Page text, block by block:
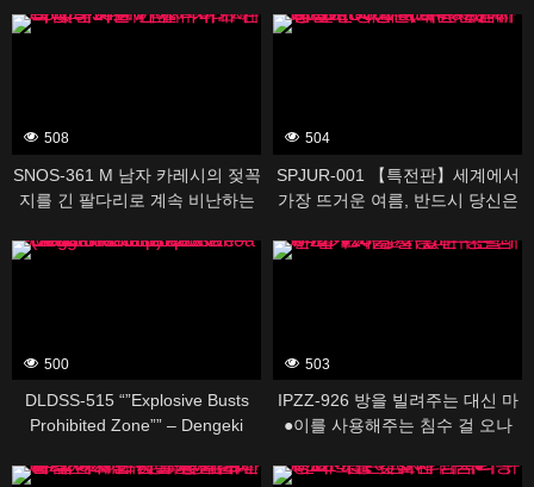
어떤 것도 시테 주는 이상한 애정
388537
508
SNOS-361 M 남자 카레시의 젖꼭
지를 긴 팔다리로 계속 비난하는
· 쿠 · 비 책임 데이트 카에 후아
388539
504
SPJUR-001 【특전판】세계에서
가장 뜨거운 여름, 반드시 당신은
초대형 신인 야마다 유리 28 세
395488
500
DLDSS-515 “”Explosive Busts
Prohibited Zone”” – Dengeki
Cup) – Megaton-Class Size”
388497
503
IPZZ-926 방을 빌려주는 대신 마
●이를 사용해주는 침수 걸 오나
388499 388501